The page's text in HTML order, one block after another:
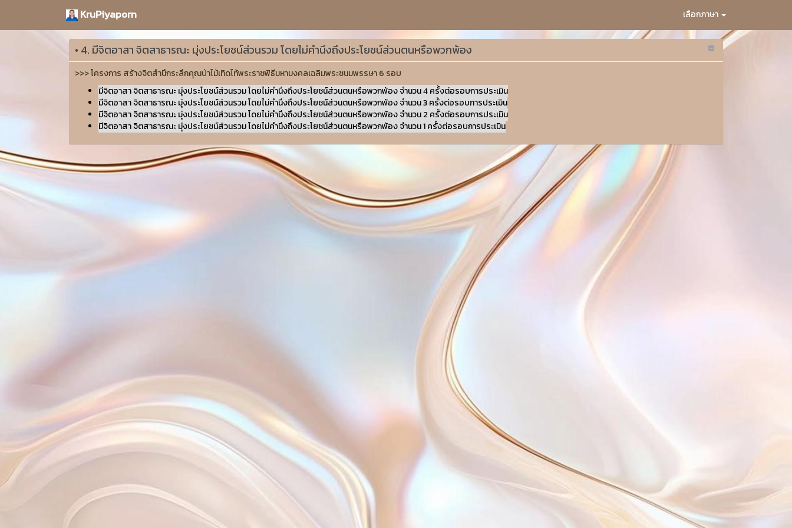
KruPiyaporn เลือกภาษา
• 4. มีจิตอาสา จิตสาธารณะ มุ่งประโยชน์ส่วนรวม โดยไม่คำนึงถึงประโยชน์ส่วนตนหรือพวกพ้อง
>>> โครงการ สร้างจิตสำนึกระลึกคุณป่าไม้เทิดไท้พระราชพิธีมหามงคลเฉลิมพระชนมพรรษา 6 รอบ
มีจิตอาสา จิตสาธารณะ มุ่งประโยชน์ส่วนรวม โดยไม่คำนึงถึงประโยชน์ส่วนตนหรือพวกพ้อง จำนวน 4 ครั้งต่อรอบการประเมิน
มีจิตอาสา จิตสาธารณะ มุ่งประโยชน์ส่วนรวม โดยไม่คำนึงถึงประโยชน์ส่วนตนหรือพวกพ้อง จำนวน 3 ครั้งต่อรอบการประเมิน
มีจิตอาสา จิตสาธารณะ มุ่งประโยชน์ส่วนรวม โดยไม่คำนึงถึงประโยชน์ส่วนตนหรือพวกพ้อง จำนวน 2 ครั้งต่อรอบการประเมิน
มีจิตอาสา จิตสาธารณะ มุ่งประโยชน์ส่วนรวม โดยไม่คำนึงถึงประโยชน์ส่วนตนหรือพวกพ้อง จำนวน 1 ครั้งต่อรอบการประเมิน